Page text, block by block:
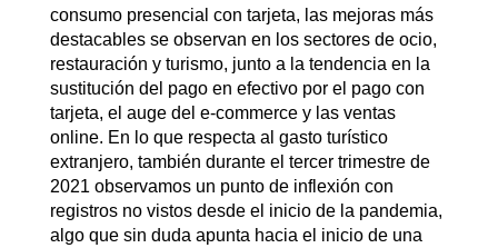
consumo presencial con tarjeta, las mejoras más
destacables se observan en los sectores de ocio,
restauración y turismo, junto a la tendencia en la
sustitución del pago en efectivo por el pago con
tarjeta, el auge del e-commerce y las ventas
online. En lo que respecta al gasto turístico
extranjero, también durante el tercer trimestre de
2021 observamos un punto de inflexión con
registros no vistos desde el inicio de la pandemia,
algo que sin duda apunta hacia el inicio de una